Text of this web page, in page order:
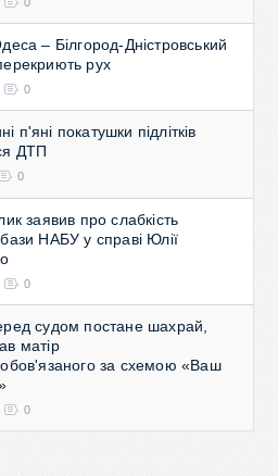
– Білгород-Дністровський
рух
0
п'яні покатушки підлітків
ДТП
0
заявив про слабкість
бази НАБУ у справі Юлії
0
судом постане шахрай,
матір
за схемою «Ваш
0